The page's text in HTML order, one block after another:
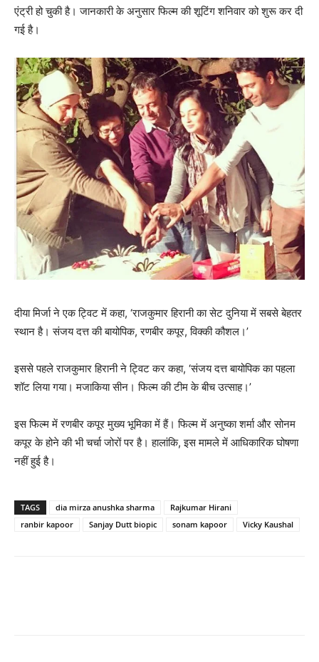
एंट्री हो चुकी है। जानकारी के अनुसार फिल्‍म की शूटिंग शनिवार को शुरू कर दी
गई है।
दीया मिर्जा ने एक ट्विट में कहा, ‘राजकुमार हिरानी का सेट दुनिया में सबसे बेहतर
स्थान है। संजय दत्त की बायोपिक, रणबीर कपूर, विक्की कौशल।’
इससे पहले राजकुमार हिरानी ने ट्विट कर कहा, ‘संजय दत्त बायोपिक का पहला
शॉट लिया गया। मजाकिया सीन। फिल्म की टीम के बीच उत्साह।’
इस फिल्‍म में रणबीर कपूर मुख्‍य भूमिका में हैं। फिल्‍म में अनुष्‍का शर्मा और सोनम
कपूर के होने की भी चर्चा जोरों पर है। हालांकि, इस मामले में आधिकारिक घोषणा
नहीं हुई है।
TAGS dia mirza anushka sharma
Rajkumar Hirani
ranbir kapoor
Sanjay Dutt biopic sonam kapoor Vicky Kaushal